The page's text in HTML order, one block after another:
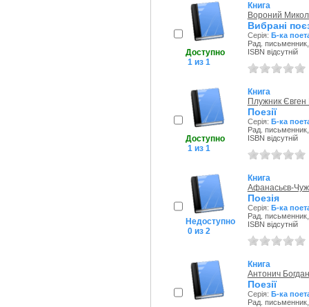
Доступно
1 из 1
Книга
Вороний
Вибрані
Серія: Б-ка
Рад.
ISBN відсутній
Доступно
1 из 1
Книга
Плужник Євген
Поезії
Серія: Б-ка
Рад.
ISBN відсутній
Недоступно
0 из 2
Книга
Афанасьєв-
Поезія
Серія: Б-ка
Рад.
ISBN відсутній
Книга
Антонич
Поезії
Серія: Б-ка
Рад.